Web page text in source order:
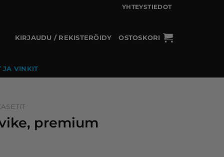
YHTEYSTIEDOT
KIRJAUDU / REKISTERÖIDY OSTOSKORI
JA VINKIT
premium